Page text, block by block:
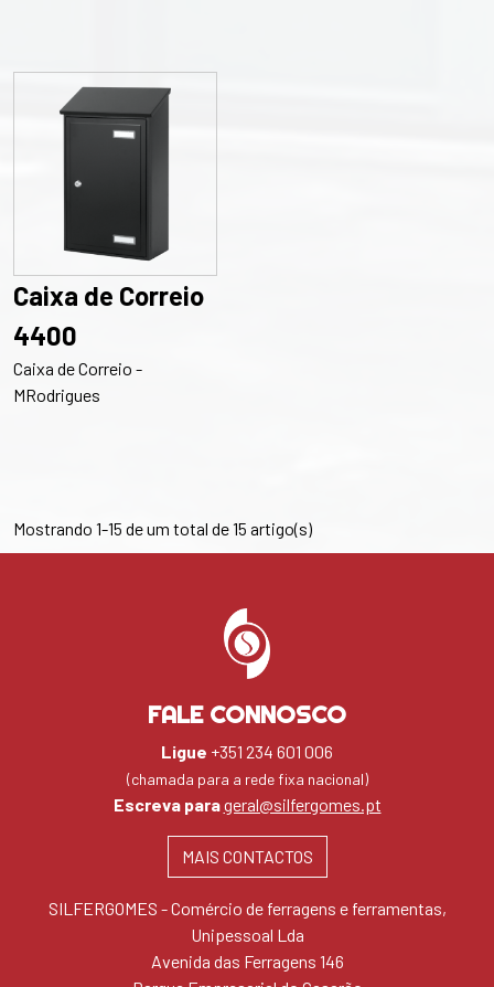
Caixa de Correio
4400
Caixa de Correio -
MRodrigues
Mostrando 1-15 de um total de 15 artigo(s)
FALE CONNOSCO
Ligue +351 234 601 006
(chamada para a rede fixa nacional)
Escreva parageral@silfergomes.pt
MAIS CONTACTOS
SILFERGOMES - Comércio de ferragens e ferramentas,
Unipessoal Lda
Avenida das Ferragens 146